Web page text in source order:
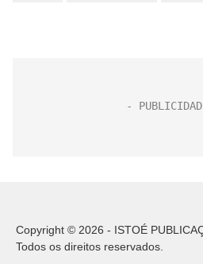
Copyright © 2026 - ISTOÉ
Todos os direitos reservados.